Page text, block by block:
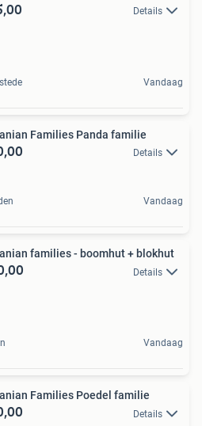
Details
Vandaag
Families Panda familie
Details
Vandaag
families - boomhut + blokhut
Details
Vandaag
Families Poedel familie
Details